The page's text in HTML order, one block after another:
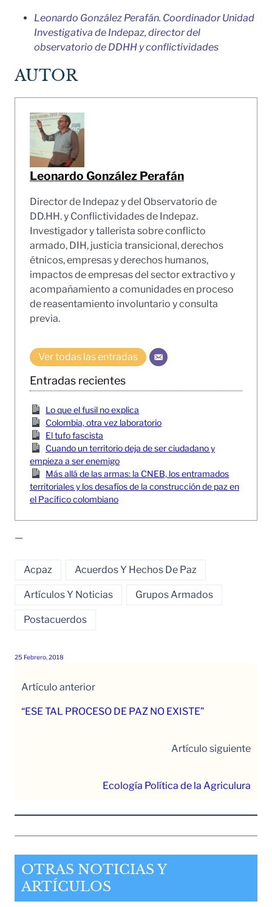
Leonardo González Perafán. Coordinador Unidad
Investigativa de Indepaz, director del
observatorio de DDHH y conflictividades
AUTOR
Leonardo González Perafán
Director de Indepaz y del Observatorio de
DD.HH. y Conflictividades de Indepaz.
Investigador y tallerista sobre conflicto
armado, DIH, justicia transicional, derechos
étnicos, empresas y derechos humanos,
impactos de empresas del sector extractivo y
acompañamiento a comunidades en proceso
de reasentamiento involuntario y consulta
previa.
Ver todas las entradas
Entradas recientes
Lo que el fusil no explica
Colombia, otra vez laboratorio
El tufo fascista
Cuando un territorio deja de ser ciudadano y
empieza a ser enemigo
Más allá de las armas: la CNEB, los entramados
territoriales y los desafíos de la construcción de paz en
el Pacífico colombiano
—
Acpaz Acuerdos Y Hechos De Paz
Artículos Y Noticias Grupos Armados
Postacuerdos
25 Febrero, 2018
Artículo anterior
“ESE TAL PROCESO DE PAZ NO EXISTE”
Artículo siguiente
Ecología Política de la Agriculura
OTRAS NOTICIAS Y
ARTÍCULOS